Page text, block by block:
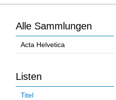
Alle Sammlungen
Acta Helvetica
Listen
Titel